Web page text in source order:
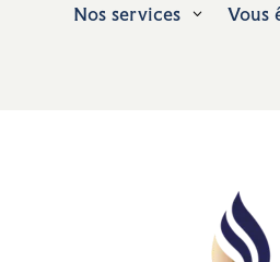
Nos services 3 Vous
Nos services 3 Vous